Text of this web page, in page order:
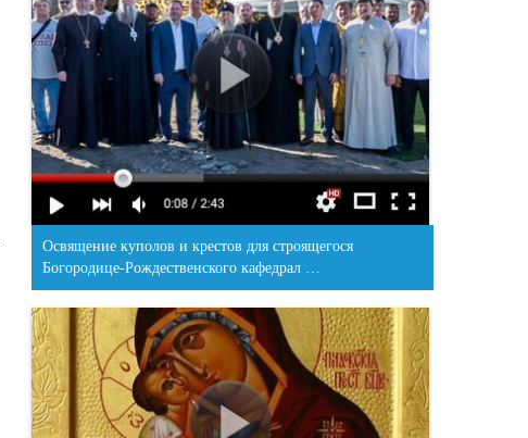
Освящение куполов и крестов для строящегося
Богородице-Рождественского кафедрал …